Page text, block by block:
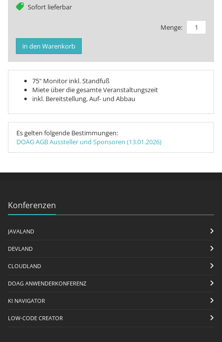
Sofort lieferbar
tag
Menge:
in den Warenkorb
75" Monitor inkl. Standfuß
Miete über die gesamte Veranstaltungszeit
inkl. Bereitstellung, Auf- und Abbau
Es gelten folgende Bestimmungen:
DOAG AGB Aussteller und Sponsoren (13.01.2026)
Konferenzen
JAVALAND
DEVLAND
CLOUDLAND
DOAG ANWENDERKONFERENZ
KI NAVIGATOR
LOW-CODE CREATOR